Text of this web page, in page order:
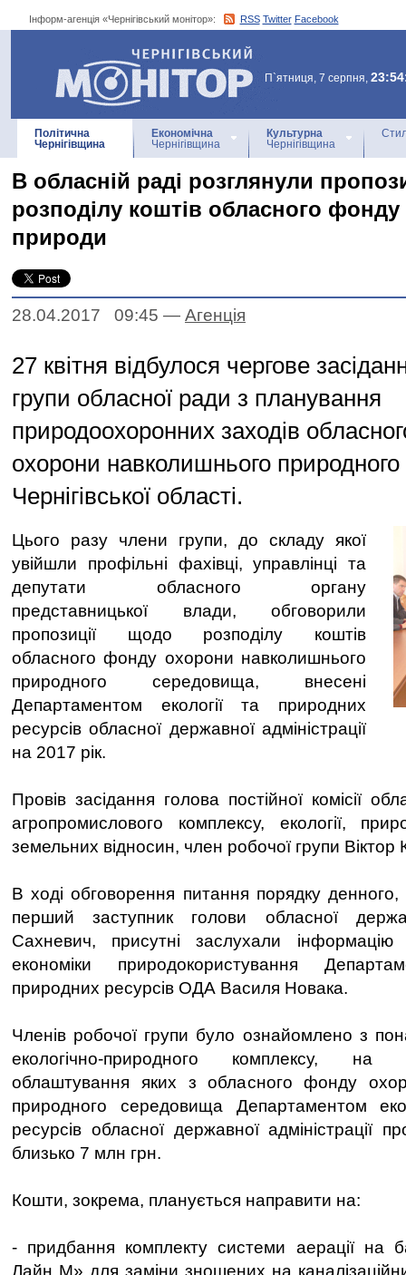
Інформ-агенція «Чернігівський монітор»: RSS Twitter Facebook
Інформ-агенція
«Чернігівський монітор»
П`ятниця, 7 серпня,
Політична
Чернігівщина
Економічна
Чернігівщина
Культурна
Чернігівщина
В обласній раді розглянули
розподілу коштів обласного
природи
28.04.2017 09:45 — Агенцiя
27 квітня відбулося чергове
групи обласної ради з планування
природоохоронних заходів
охорони навколишнього
Чернігівської області.
Цього разу члени групи, до складу якої
увійшли профільні фахівці, управлінці та
депутати обласного органу
представницької влади, обговорили
пропозиції щодо розподілу коштів
обласного фонду охорони навколишнього
природного середовища, внесені
Департаментом екології та природних
ресурсів обласної державної адміністрації
на 2017 рік.
Провів засідання голова постійної комісії
агропромислового комплексу, екології,
земельних відносин, член робочої групи Віктор
В ході обговорення питання порядку
перший заступник голови обласної
Сахневич, присутні заслухали інформацію
економіки природокористування
природних ресурсів ОДА Василя Новака.
Членів робочої групи було ознайомлено з
екологічно-природного комплексу, на
облаштування яких з обласного фонду
природного середовища Департаментом
ресурсів обласної державної адміністрації
близько 7 млн грн.
Кошти, зокрема, планується направити на:
- придбання комплекту системи аерації на
Лайн М» для заміни зношених на